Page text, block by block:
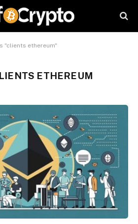
"clients ethereum"
ETHEREUM